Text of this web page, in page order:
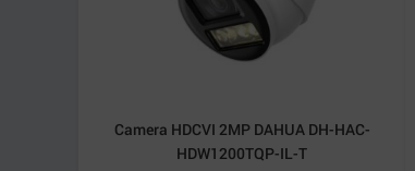
1. Camera lưu được bao lâu?
Hỗ trợ thẻ nhớ 256GB, tùy theo chế
Có. Nhờ Human Detection + loa cảnh
Camera HDCVI 2MP DAHUA DH-HAC-
HDW1200TQP-IL-T